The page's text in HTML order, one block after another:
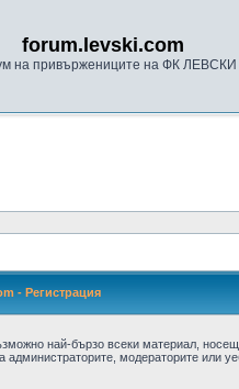
forum.levski.com
на привържениците на ФК ЛЕВСКИ
- Регистрация
най-бързо всеки материал,
модераторите или